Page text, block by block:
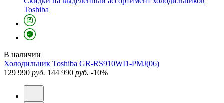
Toshiba
В наличии
Холодильник Toshiba GR-RS910WI1-PMJ(06)
129 990 руб. 144 990 руб. -10%